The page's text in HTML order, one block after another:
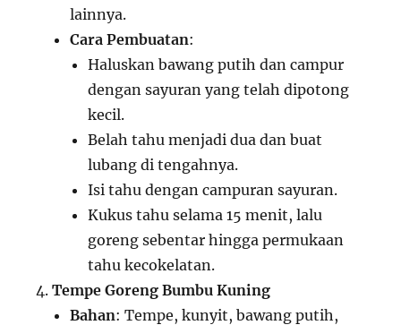
lainnya.
Cara Pembuatan:
Haluskan bawang putih dan campur
dengan sayuran yang telah dipotong
kecil.
Belah tahu menjadi dua dan buat
lubang di tengahnya.
Isi tahu dengan campuran sayuran.
Kukus tahu selama 15 menit, lalu
goreng sebentar hingga permukaan
tahu kecokelatan.
Tempe Goreng Bumbu Kuning
Bahan: Tempe, kunyit, bawang putih,